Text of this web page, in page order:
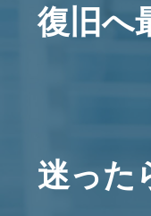
復旧へ
迷った